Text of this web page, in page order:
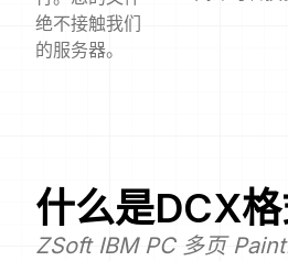
绝不接触我们
的服务器。
什么是DCX
ZSoft IBM PC 多页